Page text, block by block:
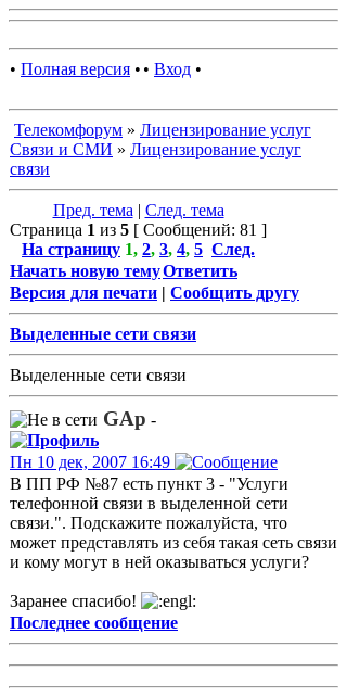
• Полная версия • • Вход •
Телекомфорум » Лицензирование услуг
Связи и СМИ » Лицензирование услуг
связи
Пред. тема | След. тема
Страница 1 из 5 [ Сообщений: 81 ]
На страницу 1, 2, 3, 4, 5 След.
Начать новую темуОтветить
Версия для печати | Сообщить другу
Выделенные сети связи
Выделенные сети связи
GAp -
Пн 10 дек, 2007 16:49
В ПП РФ №87 есть пункт 3 - "Услуги
телефонной связи в выделенной сети
связи.". Подскажите пожалуйста, что
может представлять из себя такая сеть связи
и кому могут в ней оказываться услуги?
Заранее спасибо!
Последнее сообщение